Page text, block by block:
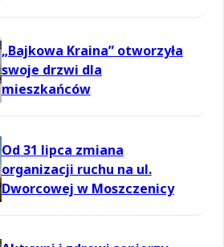
„Bajkowa Kraina” otworzyła
swoje drzwi dla
mieszkańców
Od 31 lipca zmiana
organizacji ruchu na ul.
Dworcowej w Moszczenicy